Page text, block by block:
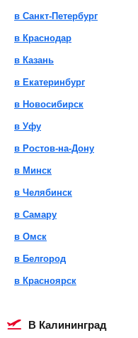
в Санкт-Петербург
в Краснодар
в Казань
в Екатеринбург
в Новосибирск
в Уфу
в Ростов-на-Дону
в Минск
в Челябинск
в Самару
в Омск
в Белгород
в Красноярск
в Калининград